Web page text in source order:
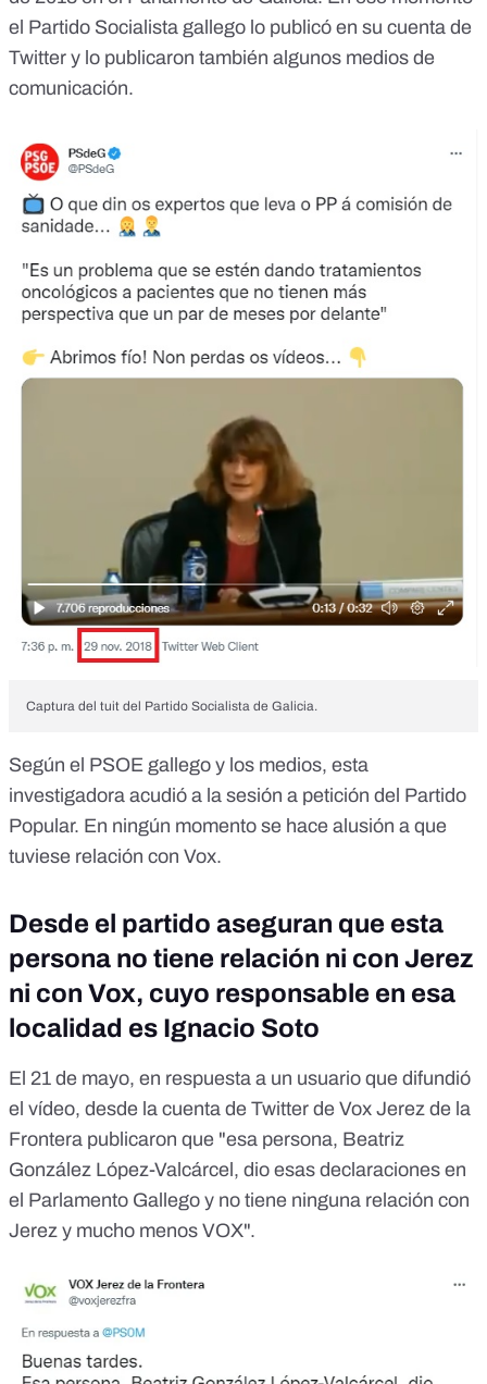
el Partido Socialista gallego lo publicó en su cuenta de
Twitter y lo publicaron también algunos medios de
comunicación.
Captura del tuit del Partido Socialista de Galicia.
Según el PSOE gallego y los medios, esta
investigadora acudió a la sesión a petición del Partido
Popular. En ningún momento se hace alusión a que
tuviese relación con Vox.
Desde el partido aseguran que esta
persona no tiene relación ni con Jerez
ni con Vox, cuyo responsable en esa
localidad es Ignacio Soto
El 21 de mayo, en respuesta a un usuario que difundió
el vídeo, desde la cuenta de Twitter de Vox Jerez de la
Frontera publicaron que "esa persona, Beatriz
González López-Valcárcel, dio esas declaraciones en
el Parlamento Gallego y no tiene ninguna relación con
Jerez y mucho menos VOX".